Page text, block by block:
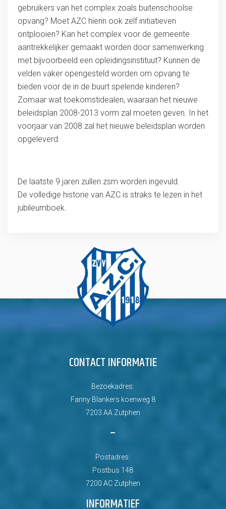
gebruikers van het complex zoals buitenschoolse
opvang? Moet AZC hierin ook zelf initiatieven
ontplooien? Kan het complex voor de gemeente
aantrekkelijker gemaakt worden door samenwerking
met bijvoorbeeld een opleidingsinstituut? Kunnen de
velden vaker opengesteld worden om opvang te
bieden voor de in de buurt spelende kinderen?
Zomaar wat toekomstidealen, waaraan het nieuwe
beleidsplan 2008-2013 vorm zal moeten geven. In het
voorjaar van 2008 zal het nieuwe beleidsplan worden
opgeleverd.
De laatste 9 jaren zullen zsm worden ingevuld.
De volledige historie van AZC is straks te lezen in het
jubileumboek.
CONTACT INFORMATIE
Bezoekadres:
Fanny Blankers koenweg 8
7203 AA Zutphen
–
Postadres:
Postbus 148
7200 AC Zutphen
INFORMATIEF